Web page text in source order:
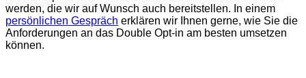
werden, die wir auf Wunsch auch bereitstellen. In einem
persönlichen Gespräch erklären wir Ihnen gerne, wie Sie die
Anforderungen an das Double Opt-in am besten umsetzen
können.